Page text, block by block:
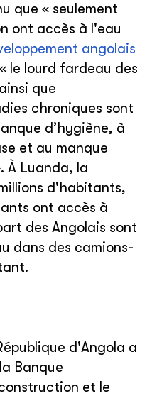
que « seulement
ont accès à l'eau
angolais
le lourd fardeau des
que
chroniques sont
d’hygiène, à
et au manque
À Luanda, la
d'habitants,
ont accès à
des Angolais sont
dans des camions-
d'Angola a
Banque
et le